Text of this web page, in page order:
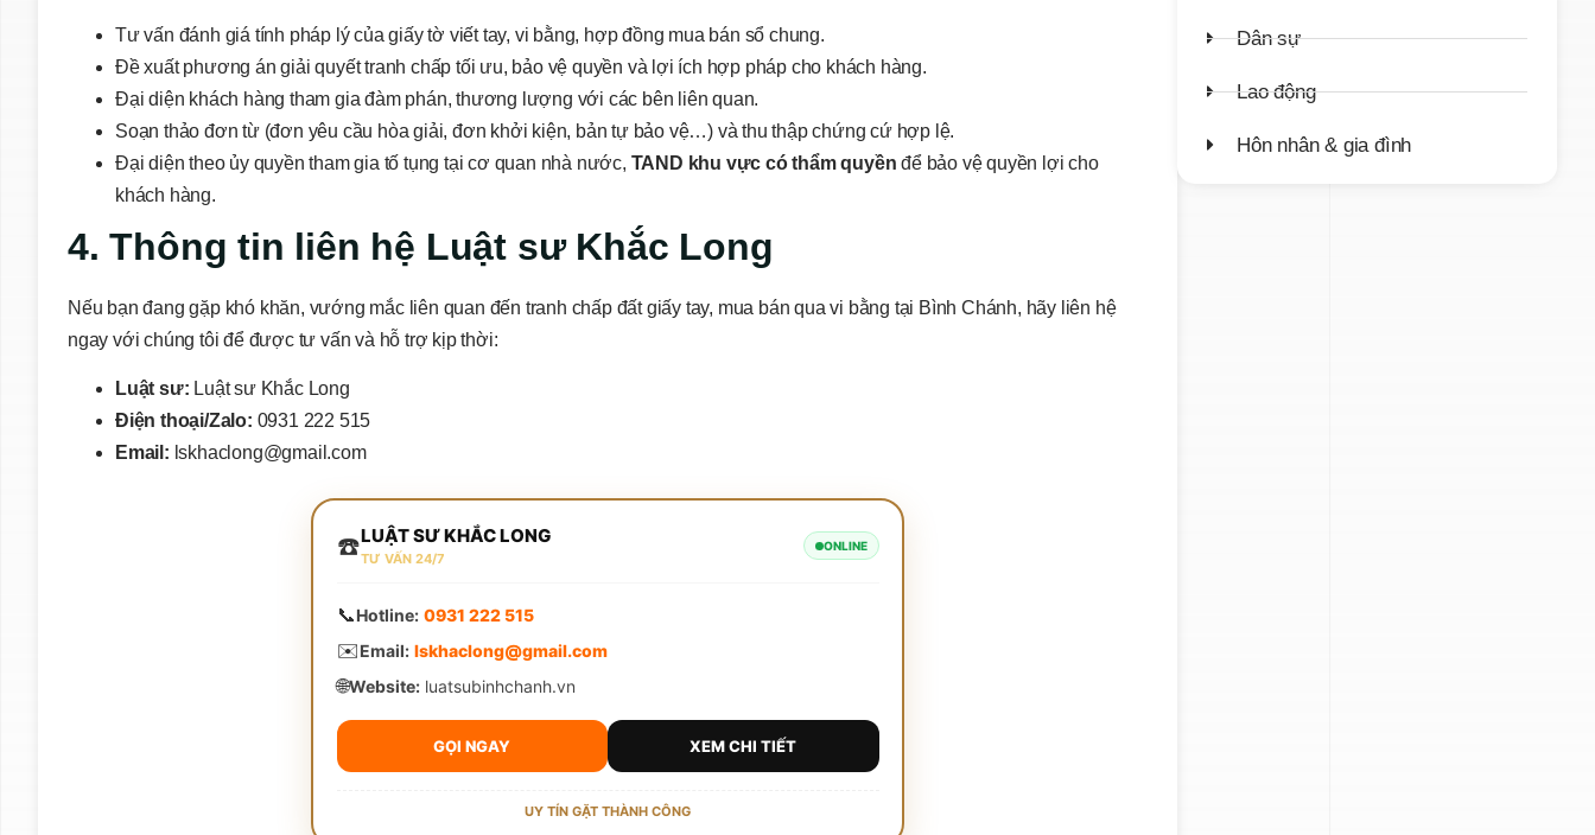
Tư vấn đánh giá tính pháp lý của giấy tờ viết tay, vi bằng, hợp đồng mua bán sổ chung.
Đề xuất phương án giải quyết tranh chấp tối ưu, bảo vệ quyền và lợi ích hợp pháp cho khách hàng.
Đại diện khách hàng tham gia đàm phán, thương lượng với các bên liên quan.
Soạn thảo đơn từ (đơn yêu cầu hòa giải, đơn khởi kiện, bản tự bảo vệ…) và thu thập chứng cứ hợp lệ.
Đại diện theo ủy quyền tham gia tố tụng tại cơ quan nhà nước, TAND khu vực có thẩm quyền để bảo vệ quyền lợi cho
khách hàng.
4. Thông tin liên hệ Luật sư Khắc Long
Nếu bạn đang gặp khó khăn, vướng mắc liên quan đến tranh chấp đất giấy tay, mua bán qua vi bằng tại Bình Chánh, hãy liên hệ
ngay với chúng tôi để được tư vấn và hỗ trợ kịp thời:
Luật sư: Luật sư Khắc Long
Điện thoại/Zalo: 0931 222 515
Email: lskhaclong@gmail.com
☎️LUẬT SƯ KHẮC LONG
TƯ VẤN 24/7
ONLINE
📞Hotline: 0931 222 515
✉️Email: lskhaclong@gmail.com
🌐Website:luatsubinhchanh.vn
GỌI NGAY XEM CHI TIẾT
UY TÍN GẶT THÀNH CÔNG
Dân sự
Lao động
Hôn nhân & gia đình